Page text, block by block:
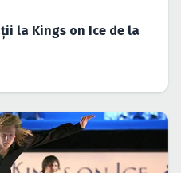
la Kings on Ice de la